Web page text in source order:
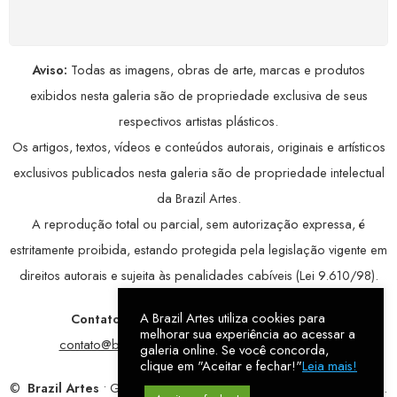
Aviso: Todas as imagens, obras de arte, marcas e produtos
exibidos nesta galeria são de propriedade exclusiva de seus
respectivos artistas plásticos.
Os artigos, textos, vídeos e conteúdos autorais, originais e artísticos
exclusivos publicados nesta galeria são de propriedade intelectual
da Brazil Artes.
A reprodução total ou parcial, sem autorização expressa, é
estritamente proibida, estando protegida pela legislação vigente em
direitos autorais e sujeita às penalidades cabíveis (Lei 9.610/98).
Contatos: WhatsApp:79 9998-1221/ E-mail:
contato@brazilartes.com/ Instagram:@brazilartes
© Brazil Artes • Galeria Online.9 anosde história (2017 – 2026).
A Brazil Artes utiliza cookies para
melhorar sua experiência ao acessar a
galeria online. Se você concorda,
clique em "Aceitar e fechar!"Leia mais!